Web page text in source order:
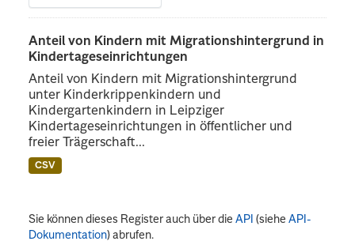
Anteil von Kindern mit Migrationshintergrund in
Kindertageseinrichtungen
Anteil von Kindern mit Migrationshintergrund
unter Kinderkrippenkindern und
Kindergartenkindern in Leipziger
Kindertageseinrichtungen in öffentlicher und
freier Trägerschaft...
CSV
Sie können dieses Register auch über dieAPI (sieheAPI-
Dokumentation) abrufen.